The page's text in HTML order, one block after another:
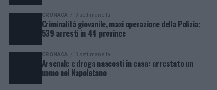
CRONACA 3 settimane fa
Criminalità giovanile, maxi operazione della Polizia:
539 arresti in 44 province
CRONACA 3 settimane fa
Arsenale e droga nascosti in casa: arrestato un
uomo nel Napoletano